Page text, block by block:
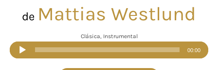
de Mattias Westlund
Clásica, Instrumental
Reproductor
de
00:00